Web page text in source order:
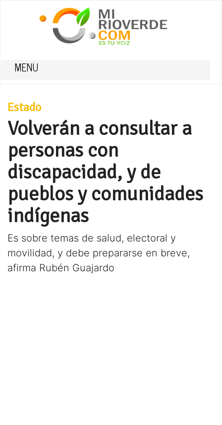
MENU
Estado
Volverán a consultar a
personas con
discapacidad, y de
pueblos y comunidades
indígenas
Es sobre temas de salud, electoral y
movilidad, y debe prepararse en breve,
afirma Rubén Guajardo